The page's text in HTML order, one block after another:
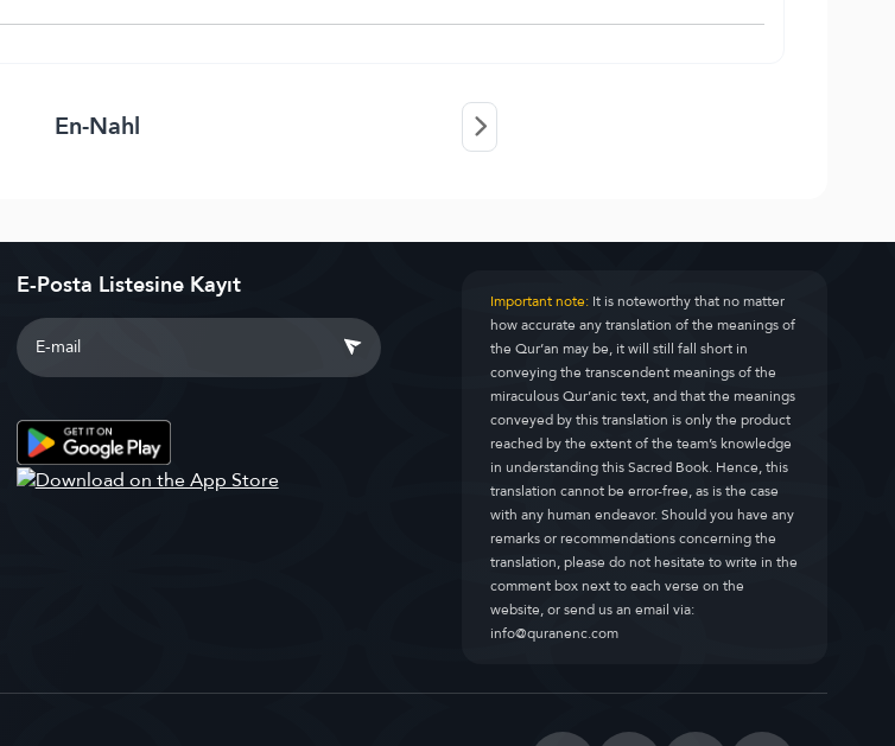
En-Nahl
E-Posta Listesine Kayıt Important note:It is noteworthy that no matter
how accurate any translation of the meanings of
the Qur’an may be, it will still fall short in
conveying the transcendent meanings of the
miraculous Qur’anic text, and that the meanings
conveyed by this translation is only the product
reached by the extent of the team’s knowledge
in understanding this Sacred Book. Hence, this
translation cannot be error-free, as is the case
with any human endeavor. Should you have any
remarks or recommendations concerning the
translation, please do not hesitate to write in the
comment box next to each verse on the
website, or send us an email via:
info@quranenc.com